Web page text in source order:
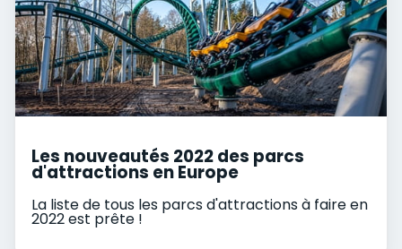
Les nouveautés 2022 des parcs
d'attractions en Europe
La liste de tous les parcs d'attractions à faire en
2022 est prête !